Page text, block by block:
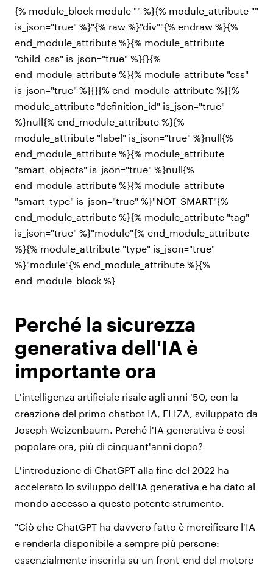
{% module_block module "" %}{% module_attribute ""
is_json="true" %}"{% raw %}"div""{% endraw %}{%
end_module_attribute %}{% module_attribute
"child_css" is_json="true" %}{}{%
end_module_attribute %}{% module_attribute "css"
is_json="true" %}{}{% end_module_attribute %}{%
module_attribute "definition_id" is_json="true"
%}null{% end_module_attribute %}{%
module_attribute "label" is_json="true" %}null{%
end_module_attribute %}{% module_attribute
"smart_objects" is_json="true" %}null{%
end_module_attribute %}{% module_attribute
"smart_type" is_json="true" %}"NOT_SMART"{%
end_module_attribute %}{% module_attribute "tag"
is_json="true" %}"module"{% end_module_attribute
%}{% module_attribute "type" is_json="true"
%}"module"{% end_module_attribute %}{%
end_module_block %}
Perché la sicurezza
generativa dell'IA è
importante ora
L'intelligenza artificiale risale agli anni '50, con la
creazione del primo chatbot IA, ELIZA, sviluppato da
Joseph Weizenbaum. Perché l'IA generativa è così
popolare ora, più di cinquant'anni dopo?
L'introduzione di ChatGPT alla fine del 2022 ha
accelerato lo sviluppo dell'IA generativa e ha dato al
mondo accesso a questo potente strumento.
"Ciò che ChatGPT ha davvero fatto è mercificare l'IA
e renderla disponibile a sempre più persone:
essenzialmente inserirla su un front-end del motore